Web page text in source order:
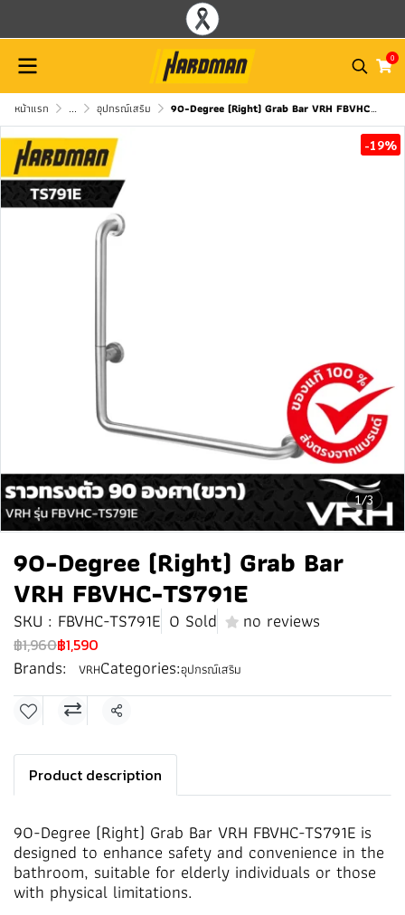
0
หน้าแรก ... อุปกรณ์เสริม 90-Degree (Right) Grab Bar VRH FBVHC-TS791E
1/3
-19%
90-Degree (Right) Grab Bar
VRH FBVHC-TS791E
SKU : FBVHC-TS791E 0 Sold no reviews
฿1,960฿1,590
Brands: VRHCategories:อุปกรณ์เสริม
Share
Product description
90-Degree (Right) Grab Bar VRH FBVHC-TS791E is
designed to enhance safety and convenience in the
bathroom, suitable for elderly individuals or those
with physical limitations.